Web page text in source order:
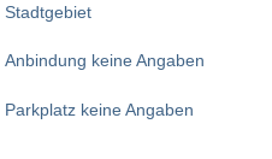
Stadtgebiet
Anbindung keine Angaben
Parkplatz keine Angaben